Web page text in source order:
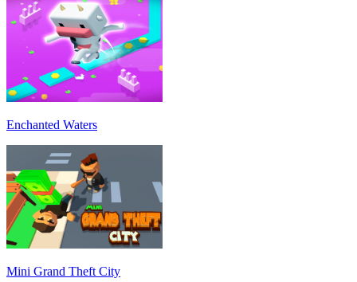
Enchanted Waters
Mini Grand Theft City